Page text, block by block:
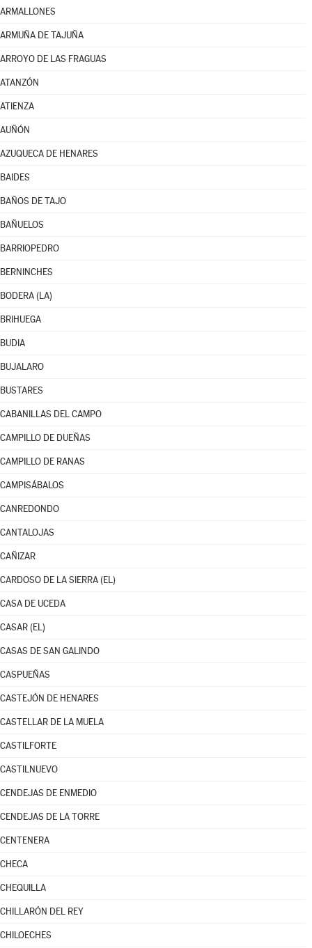
ARMALLONES
ARMUÑA DE TAJUÑA
ARROYO DE LAS FRAGUAS
ATANZÓN
ATIENZA
AUÑÓN
AZUQUECA DE HENARES
BAIDES
BAÑOS DE TAJO
BAÑUELOS
BARRIOPEDRO
BERNINCHES
BODERA (LA)
BRIHUEGA
BUDIA
BUJALARO
BUSTARES
CABANILLAS DEL CAMPO
CAMPILLO DE DUEÑAS
CAMPILLO DE RANAS
CAMPISÁBALOS
CANREDONDO
CANTALOJAS
CAÑIZAR
CARDOSO DE LA SIERRA (EL)
CASA DE UCEDA
CASAR (EL)
CASAS DE SAN GALINDO
CASPUEÑAS
CASTEJÓN DE HENARES
CASTELLAR DE LA MUELA
CASTILFORTE
CASTILNUEVO
CENDEJAS DE ENMEDIO
CENDEJAS DE LA TORRE
CENTENERA
CHECA
CHEQUILLA
CHILLARÓN DEL REY
CHILOECHES